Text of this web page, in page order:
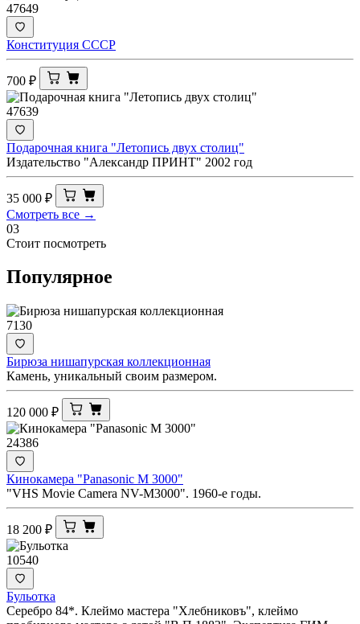
47649
Конституция СССР
700 ₽
47639
Подарочная книга "Летопись двух столиц"
Издательство "Александр ПРИНТ" 2002 год
35 000 ₽
Смотреть все →
03
Стоит посмотреть
Популярное
7130
Бирюза нишапурская коллекционная
Камень, уникальный своим размером.
120 000 ₽
24386
Кинокамера "Panasonic M 3000"
"VHS Movie Camera NV-M3000". 1960-е годы.
18 200 ₽
10540
Бульотка
Серебро 84*. Клеймо мастера "Хлебниковъ", клеймо